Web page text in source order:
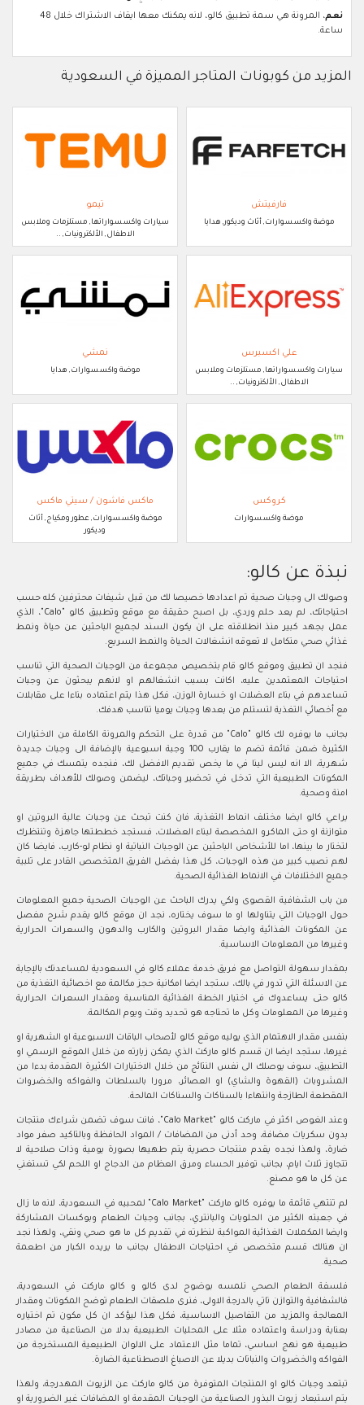
نعم
، المرونة هي سمة تطبيق كالو، لانه يمكنك معها ايقاف الاشتراك خلال 48
ساعة.
المزيد من كوبونات المتاجر المميزة في السعودية
فارفيتش
موضة واكسسوارات, أثاث وديكور, هدايا
تيمو
سيارات واكسسواراتها, مستلزمات وملابس
الاطفال, الألكترونيات, ..
علي اكسبرس
سيارات واكسسواراتها, مستلزمات وملابس
الاطفال, الألكترونيات, ..
نمشي
موضة واكسسوارات, هدايا
كروكس
موضة واكسسوارات
ماكس فاشون / سيتي ماكس
موضة واكسسوارات, عطور ومكياج, أثاث
وديكور
نبذة عن كالو:
وصولك الى وجبات صحية تم اعدادها خصيصا لك من قبل شيفات محترفين كله حسب
احتياجاتك، لم يعد حلم وردي، بل اصبح حقيقة مع موقع وتطبيق كالو "Calo"، الذي
عمل بجهد كبير منذ انطلاقته على ان يكون السند لجميع الباحثين عن حياة ونمط
غذائي صحي متكامل لا تعوقه انشغالات الحياة والنمط السريع.
فنجد ان تطبيق وموقع كالو قام بتخصيص مجموعة من الوجبات الصحية التي تناسب
احتياجات المعتمدين عليه، اكانت بسبب انشغالهم او لانهم يبحثون عن وجبات
تساعدهم في بناء العضلات او خسارة الوزن، فكل هذا يتم اعتماده بناءا على مقابلات
مع أخصائي التغذية لتستلم من بعدها وجبات يوميا تناسب هدفك.
بجانب ما يوفره لك كالو "Calo" من قدرة على التحكم والمرونة الكاملة من الاختيارات
الكثيرة ضمن قائمة تضم ما يقارب 100 وجبة اسبوعية بالإضافة الى وجبات جديدة
شهرية، الا انه ليس لينا في ما يخص تقديم الافضل لك، فنجده يتمسك في جميع
المكونات الطبيعية التي تدخل في تحضير وجباتك، ليضمن وصولك للأهداف بطريقة
امنة وصحية.
يراعي كالو ايضا مختلف انماط التغذية، فان كنت تبحث عن وجبات عالية البروتين او
متوازنة او حتى الماكرو المخصصة لبناء العضلات، فستجد خططتها جاهزة وتنتظرك
لتختار ما بينها، اما للأشخاص الباحثين عن الوجبات النباتية او نظام لو-كارب، فايضا كان
لهم نصيب كبير من هذه الوجبات، كل هذا بفضل الفريق المتخصص القادر على تلبية
جميع الاختلافات في الانماط الغذائية الصحية.
من باب الشفافية القصوى ولكي يدرك الباحث عن الوجبات الصحية جميع المعلومات
حول الوجبات التي يتناولها او ما سوف يختاره، نجد ان موقع كالو يقدم شرح مفصل
عن المكونات الغذائية وايضا مقدار البروتين والكارب والدهون والسعرات الحرارية
وغيرها من المعلومات الاساسية.
بمقدار سهولة التواصل مع فريق خدمة عملاء كالو في السعودية لمساعدتك بالإجابة
عن الاسئلة التي تدور في بالك، ستجد ايضا امكانية حجز مكالمة مع اخصائية التغذية من
كالو حتى يساعدوك في اختيار الخطة الغذائية المناسبة ومقدار السعرات الحرارية
وغيرها من المعلومات وكل ما تحتاجه هو تحديد وقت ويوم المكالمة.
بنفس مقدار الاهتمام الذي يوليه موقع كالو لأصحاب الباقات الاسبوعية او الشهرية او
غيرها، ستجد ايضا ان قسم كالو ماركت الذي يمكن زيارته من خلال الموقع الرسمي او
التطبيق، سوف يوصلك الى نفس النتائج من خلال الاختيارات الكثيرة المقدمة بدءا من
المشروبات (القهوة والشاي) او العصائر، مرورا بالسلطات والفواكه والخضروات
المقطعة الطازجة وانتهاءا بالسناكات والسناكات المالحة.
وعند الغوص اكثر في ماركت كالو "Calo Market"، فانت سوف تضمن شراءك منتجات
بدون سكريات مضافة، وحد أدنى من المضافات / المواد الحافظة وبالتاكيد صفر مواد
ضارة، ولهذا نجده يقدم منتجات حصرية يتم طهيها بصورة يومية وذات صلاحية لا
تتجاوز ثلاث ايام، بجانب توفير الحساء ومرق العظام من الدجاج او اللحم لكي تستغني
عن كل ما هو مصنع.
لم تنتهي قائمة ما يوفره كالو ماركت "Calo Market" لمحبيه في السعودية، لانه ما زال
في جعبته الكثير من الحلويات والبانتري، بجانب وجبات الطعام وبوكسات المشاركة
وايضا المكملات الغذائية المواكبة لنظرته في تقديم كل ما هو صحي ونقي، ولهذا نجد
ان هنالك قسم متخصص في احتياجات الاطفال بجانب ما يريده الكبار من اطعمة
صحية.
فلسفة الطعام الصحي نلمسه بوضوح لدى كالو و كالو ماركت في السعودية،
فالشفافية والتوازن تاتي بالدرجة الاولى، فنرى ملصقات الطعام توضح المكونات ومقدار
المعالجة والمزيد من التفاصيل الاساسية، فكل هذا ليؤكد ان كل مكون تم اختياره
بعناية ودراسة واعتماده مثلا على المحليات الطبيعية بدلا من الصناعية من مصادر
طبيعية هو نهج اساسي، تماما مثل الاعتماد على الالوان الطبيعية المستخرجة من
الفواكه والخضروات والنباتات بديلا عن الاصباغ الاصطناعية الضارة.
تبتعد وجبات كالو او المنتجات المتوفرة من كالو ماركت عن الزيوت المهدرجة، ولهذا
يتم استبعاد زيوت البذور الصناعية من الوجبات المقدمة او المضافات غير الضرورية او